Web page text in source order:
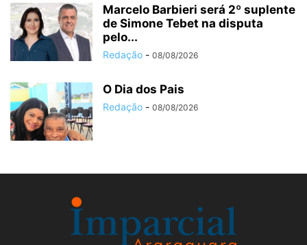
Marcelo Barbieri será 2º suplente
de Simone Tebet na disputa
pelo...
Redação - 08/08/2026
O Dia dos Pais
Redação - 08/08/2026